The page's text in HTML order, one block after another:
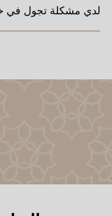
لدي مشكلة تجول في